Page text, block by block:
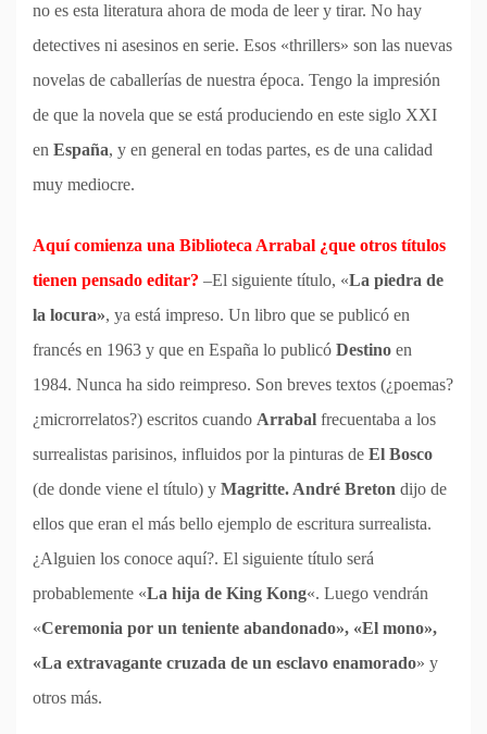
no es esta literatura ahora de moda de leer y tirar. No hay
detectives ni asesinos en serie. Esos «thrillers» son las nuevas
novelas de caballerías de nuestra época. Tengo la impresión
de que la novela que se está produciendo en este siglo XXI
en España, y en general en todas partes, es de una calidad
muy mediocre.
Aquí comienza una Biblioteca Arrabal ¿que otros títulos
tienen pensado editar? –El siguiente título, «La piedra de
la locura», ya está impreso. Un libro que se publicó en
francés en 1963 y que en España lo publicó Destino en
1984. Nunca ha sido reimpreso. Son breves textos (¿poemas?
¿microrrelatos?) escritos cuando Arrabal frecuentaba a los
surrealistas parisinos, influidos por la pinturas de El Bosco
(de donde viene el título) y Magritte. André Breton dijo de
ellos que eran el más bello ejemplo de escritura surrealista.
¿Alguien los conoce aquí?. El siguiente título será
probablemente «La hija de King Kong«. Luego vendrán
«Ceremonia por un teniente abandonado», «El mono»,
«La extravagante cruzada de un esclavo enamorado» y
otros más.